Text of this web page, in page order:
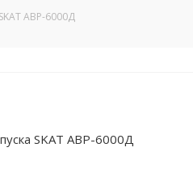
АВР-6000Д
SKAT АВР-6000Д